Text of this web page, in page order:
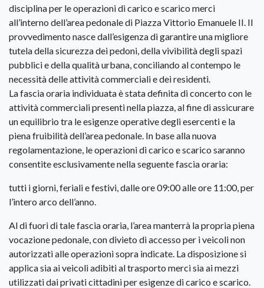
disciplina per le operazioni di carico e scarico merci
all’interno dell’area pedonale di Piazza Vittorio Emanuele II. Il
provvedimento nasce dall’esigenza di garantire una migliore
tutela della sicurezza dei pedoni, della vivibilità degli spazi
pubblici e della qualità urbana, conciliando al contempo le
necessità delle attività commerciali e dei residenti.
La fascia oraria individuata è stata definita di concerto con le
attività commerciali presenti nella piazza, al fine di assicurare
un equilibrio tra le esigenze operative degli esercenti e la
piena fruibilità dell’area pedonale. In base alla nuova
regolamentazione, le operazioni di carico e scarico saranno
consentite esclusivamente nella seguente fascia oraria:
tutti i giorni, feriali e festivi, dalle ore 09:00 alle ore 11:00, per
l’intero arco dell’anno.
Al di fuori di tale fascia oraria, l’area manterrà la propria piena
vocazione pedonale, con divieto di accesso per i veicoli non
autorizzati alle operazioni sopra indicate. La disposizione si
applica sia ai veicoli adibiti al trasporto merci sia ai mezzi
utilizzati dai privati cittadini per esigenze di carico e scarico.